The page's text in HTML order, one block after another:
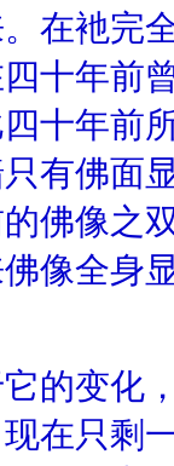
在衪完
十年前
十年前
有佛面
佛像之
像全身
的变化
在只剩